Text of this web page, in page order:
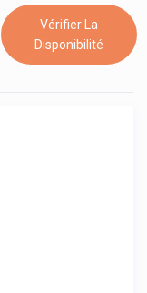
Vérifier La
Disponibilité